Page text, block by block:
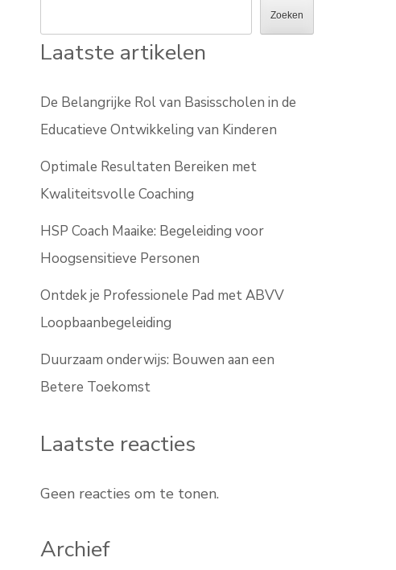
Zoeken
Laatste artikelen
De Belangrijke Rol van Basisscholen in de
Educatieve Ontwikkeling van Kinderen
Optimale Resultaten Bereiken met
Kwaliteitsvolle Coaching
HSP Coach Maaike: Begeleiding voor
Hoogsensitieve Personen
Ontdek je Professionele Pad met ABVV
Loopbaanbegeleiding
Duurzaam onderwijs: Bouwen aan een
Betere Toekomst
Laatste reacties
Geen reacties om te tonen.
Archief